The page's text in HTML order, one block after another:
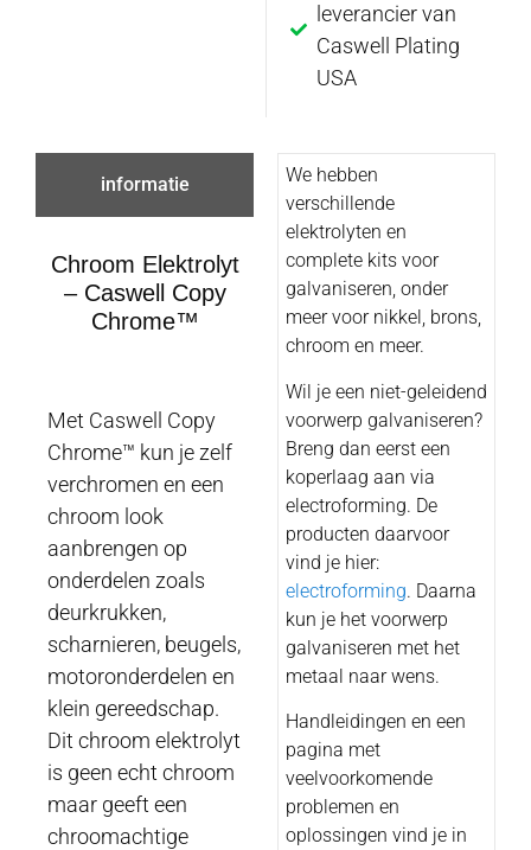
leverancier van
Caswell Plating
USA
informatie
Chroom Elektrolyt
– Caswell Copy
Chrome™
Met Caswell Copy
Chrome™ kun je zelf
verchromen en een
chroom look
aanbrengen op
onderdelen zoals
deurkrukken,
scharnieren, beugels,
motoronderdelen en
klein gereedschap.
Dit chroom elektrolyt
is geen echt chroom
maar geeft een
chroomachtige
We hebben
verschillende
elektrolyten en
complete kits voor
galvaniseren, onder
meer voor nikkel, brons,
chroom en meer.
Wil je een niet-geleidend
voorwerp galvaniseren?
Breng dan eerst een
koperlaag aan via
electroforming. De
producten daarvoor
vind je hier:
electroforming. Daarna
kun je het voorwerp
galvaniseren met het
metaal naar wens.
Handleidingen en een
pagina met
veelvoorkomende
problemen en
oplossingen vind je in